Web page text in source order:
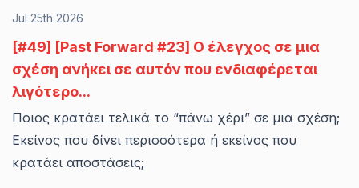
[#49] [Past Forward #23] Ο έλεγχος σε μια
σχέση ανήκει σε αυτόν που ενδιαφέρεται
λιγότερο...
Jul 25th 2026
Ποιος κρατάει τελικά το “πάνω χέρι” σε μια σχέση;
Εκείνος που δίνει περισσότερα ή εκείνος που
κρατάει αποστάσεις;